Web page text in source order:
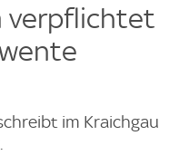
verpflichtet
im Kraichgau